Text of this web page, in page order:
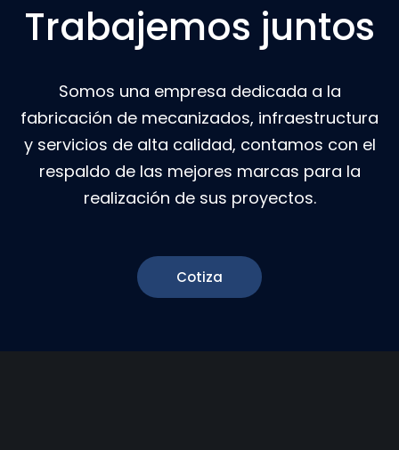
Trabajemos juntos
Somos una empresa dedicada a la
fabricación de mecanizados, infraestructura
y servicios de alta calidad, contamos con el
respaldo de las mejores marcas para la
realización de sus proyectos.
Cotiza